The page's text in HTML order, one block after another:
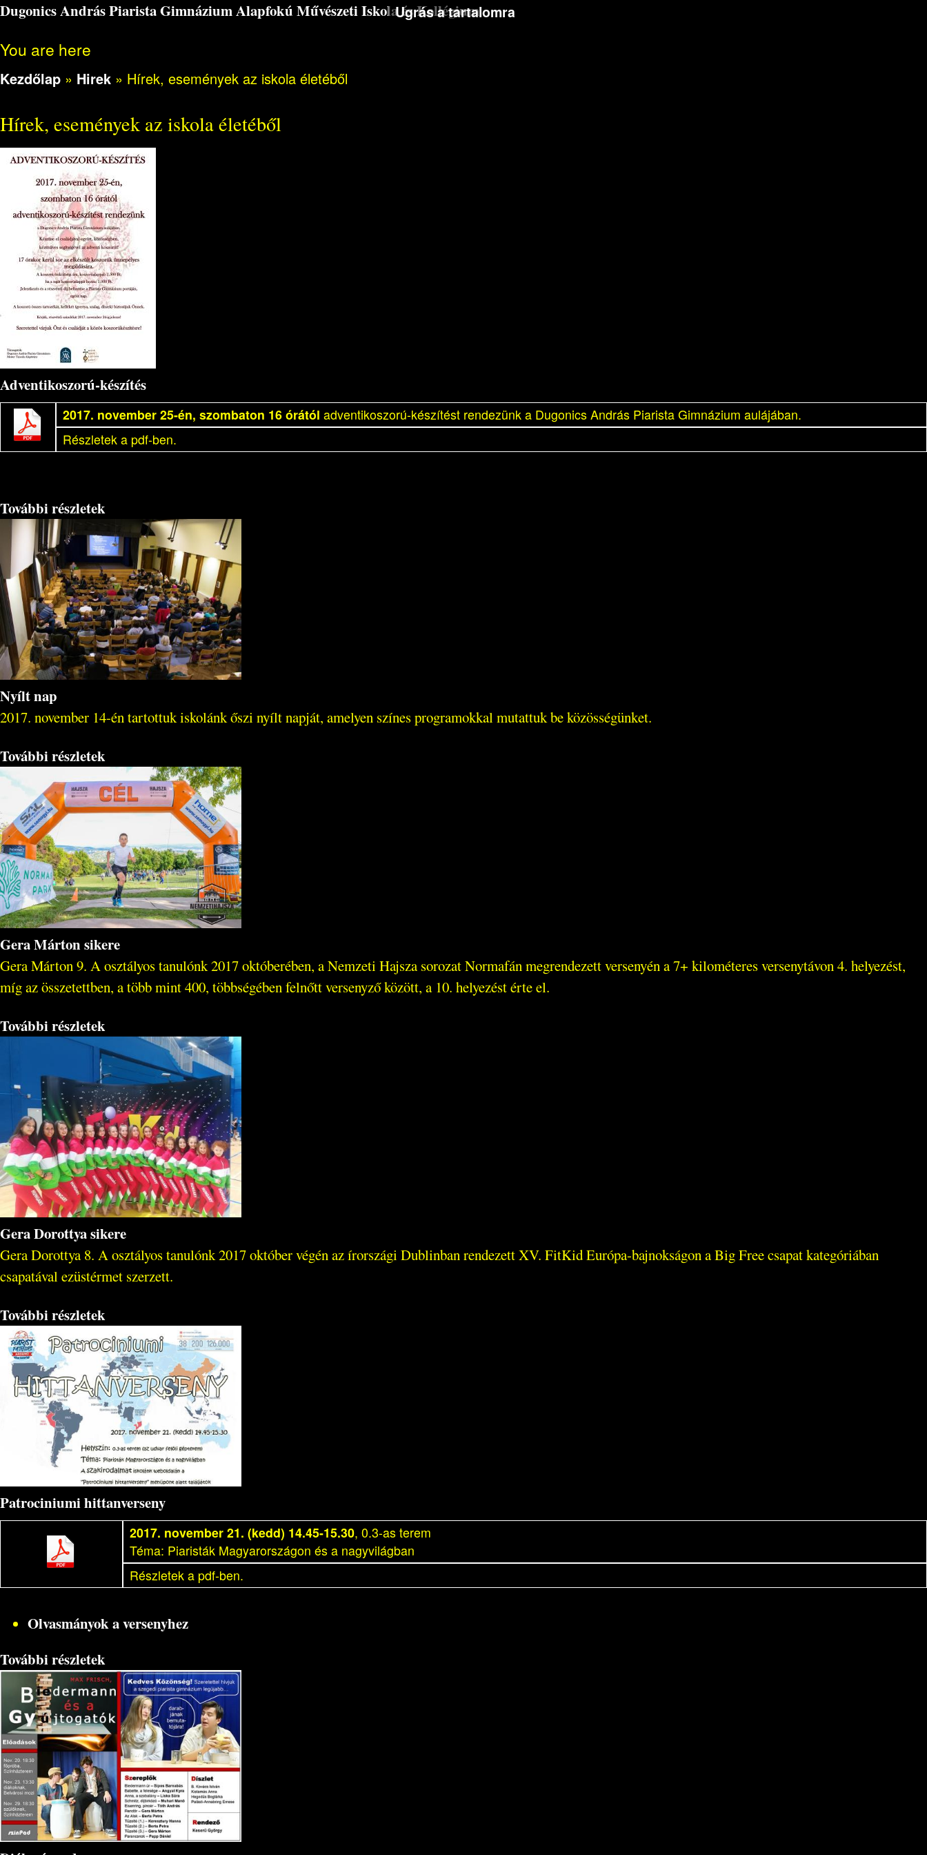
Ugrás a tartalomra
Dugonics András Piarista Gimnázium Alapfokú Művészeti Iskola és Kollégium
You are here
Kezdőlap » Hirek » Hírek, események az iskola életéből
Hírek, események az iskola életéből
Adventikoszorú-készítés
2017. november 25-én, szombaton 16 órától adventikoszorú-készítést rendezünk a Dugonics András Piarista Gimnázium aulájában.
Részletek a pdf-ben.
További részletek
Nyílt nap
2017. november 14-én tartottuk iskolánk őszi nyílt napját, amelyen színes programokkal mutattuk be közösségünket.
További részletek
Gera Márton sikere
Gera Márton 9. A osztályos tanulónk 2017 októberében, a Nemzeti Hajsza sorozat Normafán megrendezett versenyén a 7+ kilométeres versenytávon 4. helyezést,
míg az összetettben, a több mint 400, többségében felnőtt versenyző között, a 10. helyezést érte el.
További részletek
Gera Dorottya sikere
Gera Dorottya 8. A osztályos tanulónk 2017 október végén az írországi Dublinban rendezett XV. FitKid Európa-bajnokságon a Big Free csapat kategóriában
csapatával ezüstérmet szerzett.
További részletek
Patrociniumi hittanverseny
2017. november 21. (kedd) 14.45-15.30, 0.3-as terem
Téma: Piaristák Magyarországon és a nagyvilágban
Részletek a pdf-ben.
Olvasmányok a versenyhez
További részletek